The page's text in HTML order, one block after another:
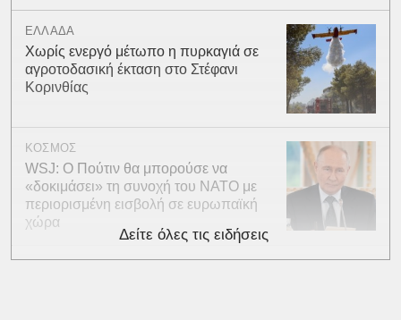
ΕΛΛΑΔΑ
Χωρίς ενεργό μέτωπο η πυρκαγιά σε
αγροτοδασική έκταση στο Στέφανι
Κορινθίας
ΚΟΣΜΟΣ
WSJ: Ο Πούτιν θα μπορούσε να
«δοκιμάσει» τη συνοχή του ΝΑΤΟ με
περιορισμένη εισβολή σε ευρωπαϊκή
χώρα
Δείτε όλες τις ειδήσεις